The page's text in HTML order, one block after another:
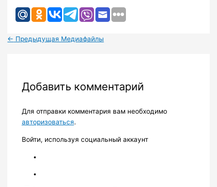
← Предыдущая Медиафайлы
Добавить комментарий
Для отправки комментария вам необходимо
авторизоваться.
Войти, используя социальный аккаунт